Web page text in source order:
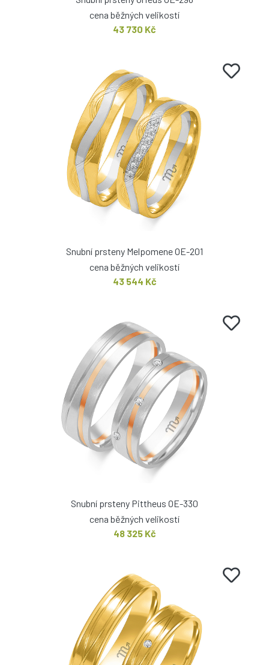
cena běžných velikostí
43 730 Kč
Snubní prsteny Melpomene OE-201
cena běžných velikostí
43 544 Kč
Snubní prsteny Pittheus OE-330
cena běžných velikostí
48 325 Kč